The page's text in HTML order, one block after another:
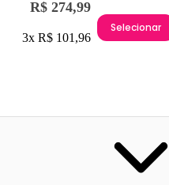
R$ 274,99
3x R$ 101,96
Selecionar